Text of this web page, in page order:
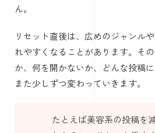
ん。
リセット直後は、広めのジャンル
れやすくなることがあります。そ
か、何を開かないか、どんな投稿に
また少しずつ変わっていきます。
たとえば美容系の投稿を